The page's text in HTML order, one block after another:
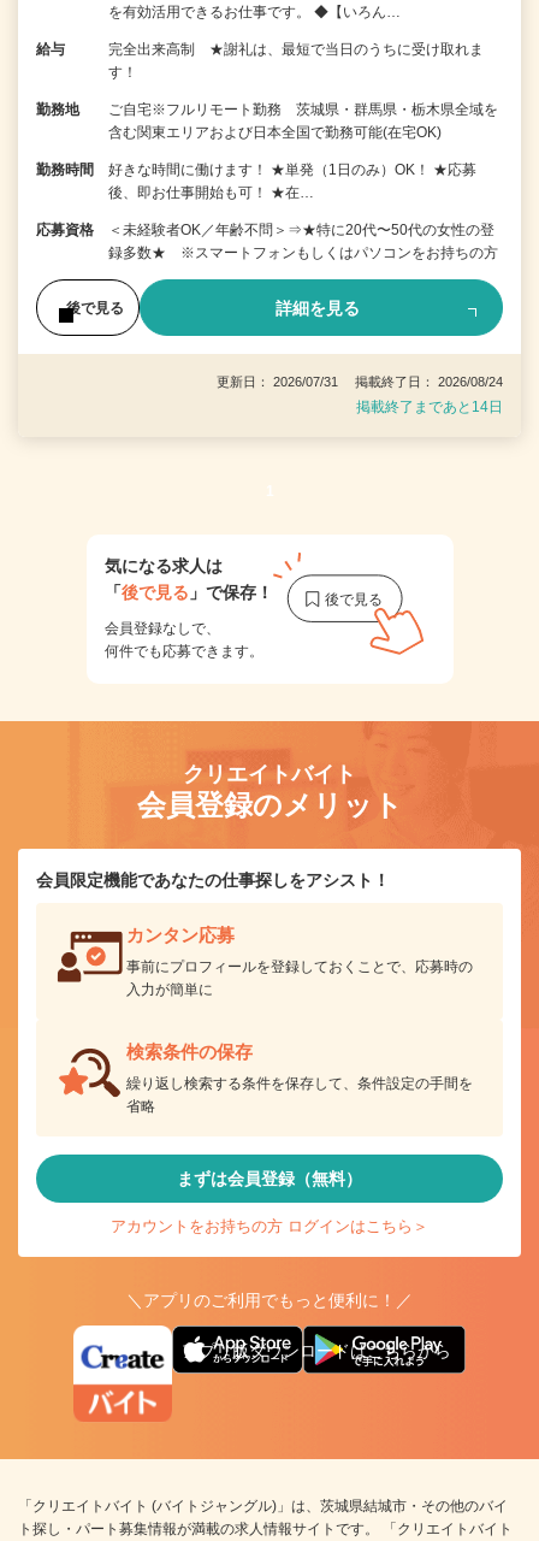
を有効活用できるお仕事です。 ◆【いろん…
給与
完全出来高制 ★謝礼は、最短で当日のうちに受け取れま
す！
勤務地
ご自宅※フルリモート勤務 茨城県・群馬県・栃木県全域を
含む関東エリアおよび日本全国で勤務可能(在宅OK)
勤務時間
好きな時間に働けます！ ★単発（1日のみ）OK！ ★応募
後、即お仕事開始も可！ ★在…
応募資格
＜未経験者OK／年齢不問＞⇒★特に20代〜50代の女性の登
録多数★ ※スマートフォンもしくはパソコンをお持ちの方
後で見る 詳細を見る
更新日： 2026/07/31 掲載終了日： 2026/08/24
掲載終了まであと14日
1
気になる求人は
「後で見る 」で保存！
会員登録なしで、
何件でも応募できます。
クリエイトバイト
会員登録のメリット
会員限定機能であなたの仕事探しをアシスト！
カンタン応募
事前にプロフィールを登録しておくことで、応募時の
入力が簡単に
検索条件の保存
繰り返し検索する条件を保存して、条件設定の手間を
省略
まずは会員登録（無料）
アカウントをお持ちの方 ログインはこちら＞
＼アプリのご利用でもっと便利に！／
アプリ版ダウンロードはこちらから
「クリエイトバイト (バイトジャングル)」は、茨城県結城市・その他のバイ
ト探し・パート募集情報が満載の求人情報サイトです。 「クリエイトバイト